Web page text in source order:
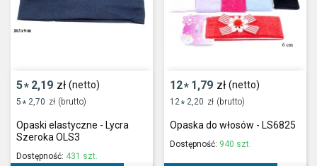
5* 2,19 zł (netto)
5 * 2,70 zł (brutto)
Opaski elastyczne - Lycra
Szeroka OLS3
Dostępność: 431 szt.
12* 1,79 zł (netto)
12* 2,20 zł (brutto)
Opaska do włosów - LS6825
Dostępność: 940 szt.